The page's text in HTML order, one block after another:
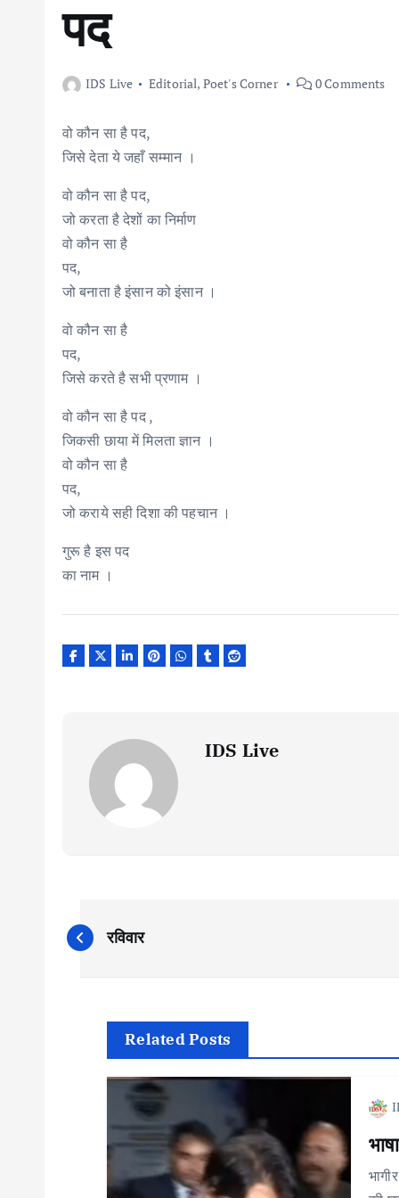
पद
IDS Live Editorial, Poet's Corner 0 Comments
वो कौन सा है पद,
जिसे देता ये जहाँ सम्मान ।
वो कौन सा है पद,
जो करता है देशों का निर्माण
वो कौन सा है
पद,
जो बनाता है इंसान को इंसान ।
वो कौन सा है
पद,
जिसे करते है सभी प्रणाम ।
वो कौन सा है पद ,
जिकसी छाया में मिलता ज्ञान ।
वो कौन सा है
पद,
जो कराये सही दिशा की पहचान ।
गुरू है इस पद
का नाम ।
IDS Live
P
रविवार
Related Posts